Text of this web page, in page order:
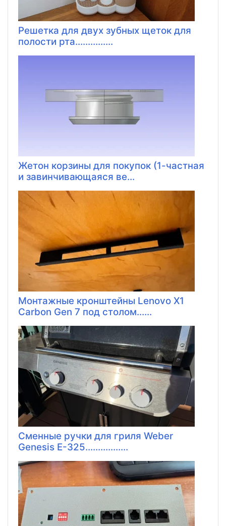
Решетка для двух зубных щеток для
полости рта...............
Жетон корзины для покупок (1-частная
и завинчивающаяся ве...
Монтажные кронштейны Lenovo X1
Carbon Gen 7 под столом......
Сменные ручки для гриля Weber
Genesis E-325.................